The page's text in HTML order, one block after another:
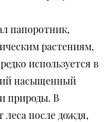
папоротник,
растениям.
используется в
насыщенный
природы. В
после дождя,